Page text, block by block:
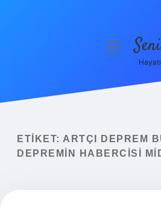
Yasal Uyarı
menüyü
ETIKET: ARTÇI DEPREM
DEPREMIN HABERCISI